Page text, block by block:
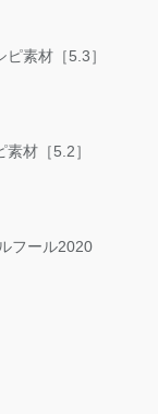
素材［5.3］
材［5.2］
フール2020